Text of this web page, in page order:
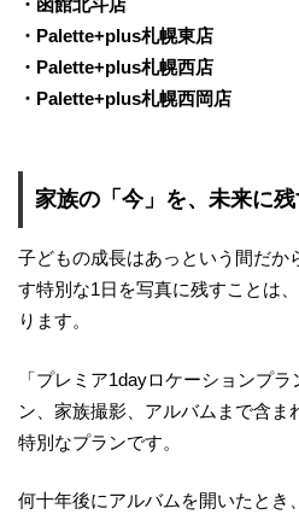
・函館北斗店
・Palette+plus札幌東店
・Palette+plus札幌西店
・Palette+plus札幌西岡店
家族の「今」を、未来に
子どもの成長はあっという間だか
す特別な1日を写真に残すことは
ります。
「プレミア1dayロケーションプ
ン、家族撮影、アルバムまで含ま
特別なプランです。
何十年後にアルバムを開いたとき